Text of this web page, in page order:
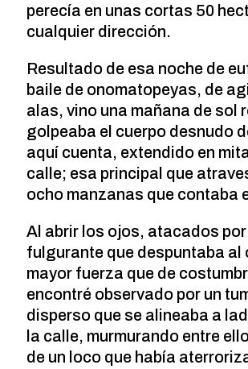
perecí­a en unas cortas 50
cualquier dirección.
Resultado de esa noche de
baile de onomatopeyas, de
alas, vino una mañana de sol
golpeaba el cuerpo desnudo
aquí­ cuenta, extendido en
calle; esa principal que
ocho manzanas que contaba
Al abrir los ojos, atacados
fulgurante que despuntaba al
mayor fuerza que de
encontré observado por un
disperso que se alineaba a
la calle, murmurando entre
de un loco que habí­a